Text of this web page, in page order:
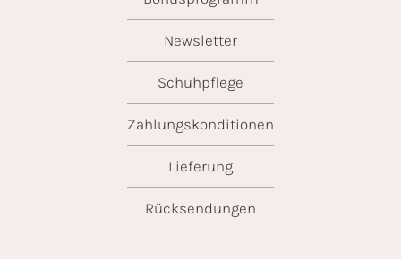
Newsletter
Schuhpflege
Zahlungskonditionen
Lieferung
Rücksendungen